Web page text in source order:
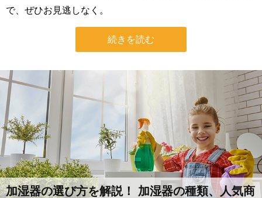
で、ぜひお見逃しなく。
続きを読む
加湿器の選び方を解説！ 加湿器の種類、人気商